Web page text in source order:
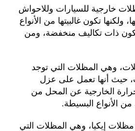
خارجية للسيارات وللاحواش
ولكنها تكون غالبيتها من الأنواع
تكون ذات تكاليف منخفضة، ومن
وهي المظلات التي توجد
حيث أنها تعمل على عزل
الخارجية عن المحل من
الأنواع البسيطة.
مظلات إيكيا، وهي المظلات التي